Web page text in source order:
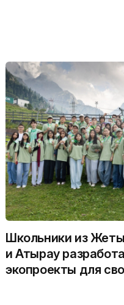
Школьники из
и Атырау
экопроекты для